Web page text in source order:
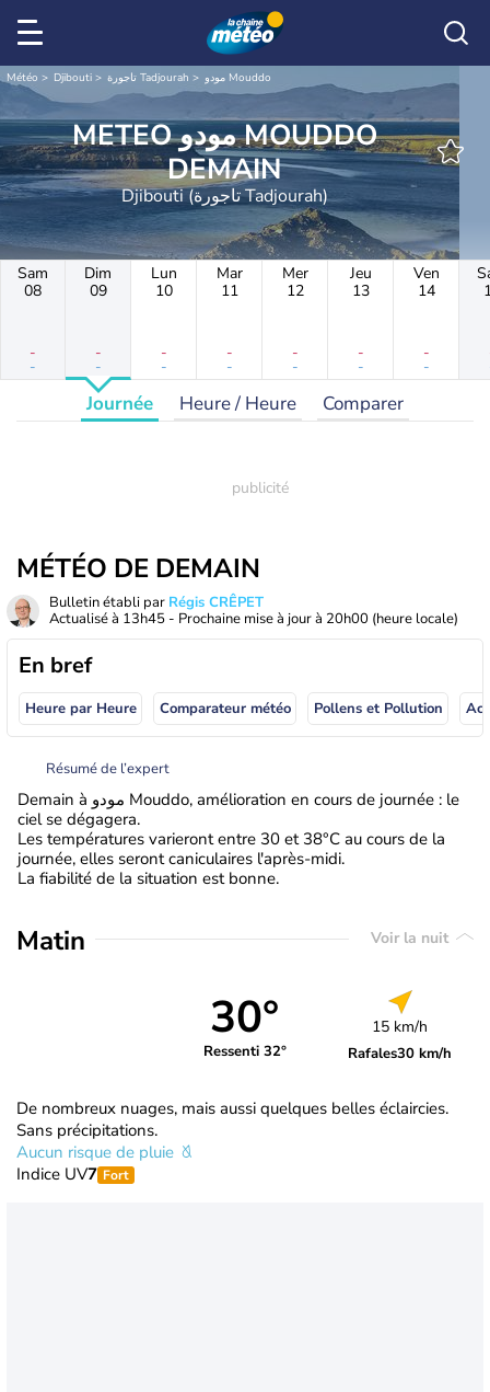
Météo Djibouti تاجورة Tadjourah مودو Mouddo
METEO مودو MOUDDO
DEMAIN
Djibouti (تاجورة Tadjourah)
Sam
08
-
-
Dim
09
-
-
Lun
10
-
-
Mar
11
-
-
Mer
12
-
-
Jeu
13
-
-
Ven
14
-
-
Journée Heure / Heure Comparer
MÉTÉO DE DEMAIN
Bulletin établi par Régis CRÊPET
Actualisé à 13h45 - Prochaine mise à jour à 20h00 (heure locale)
En bref
Heure par Heure Comparateur météo Pollens et Pollution
Résumé de l’expert
Demain à مودو Mouddo, amélioration en cours de journée : le
ciel se dégagera.
Les températures varieront entre 30 et 38°C au cours de la
journée, elles seront caniculaires l'après-midi.
La fiabilité de la situation est bonne.
Matin Voir la nuit
30°
Ressenti 32°
15 km/h
Rafales30 km/h
De nombreux nuages, mais aussi quelques belles éclaircies.
Sans précipitations.
Aucun risque de pluie
Indice UV7 Fort